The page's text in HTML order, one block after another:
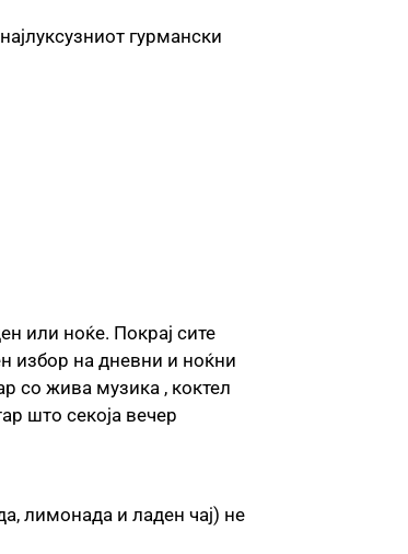
гурмански
или ноќе. Покрај сите
избор на дневни и ноќни
со жива музика , коктел
што секоја вечер
лимонада и ладен чај) не